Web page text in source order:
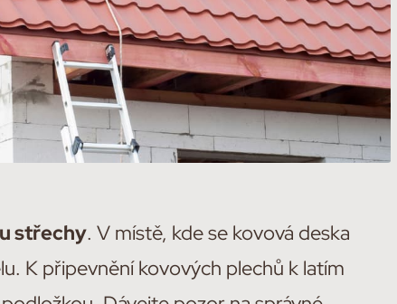
střechy. V místě, kde se kovová deska
K připevnění kovových plechů k latím